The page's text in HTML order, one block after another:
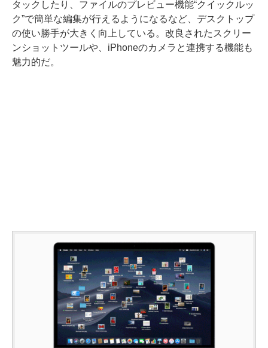
タックしたり、ファイルのプレビュー機能“クイックルッ
ク”で簡単な編集が行えるようになるなど、デスクトップ
の使い勝手が大きく向上している。改良されたスクリー
ンショットツールや、iPhoneのカメラと連携する機能も
魅力的だ。